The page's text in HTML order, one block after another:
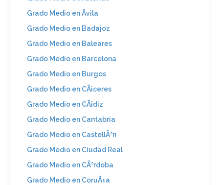
Grado Medio en Ãvila
Grado Medio en Badajoz
Grado Medio en Baleares
Grado Medio en Barcelona
Grado Medio en Burgos
Grado Medio en CÃ¡ceres
Grado Medio en CÃ¡diz
Grado Medio en Cantabria
Grado Medio en CastellÃ³n
Grado Medio en Ciudad Real
Grado Medio en CÃ³rdoba
Grado Medio en CoruÃ±a